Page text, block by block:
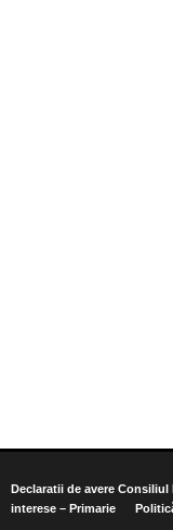
Declaratii de avere Consiliul
interese – Primarie